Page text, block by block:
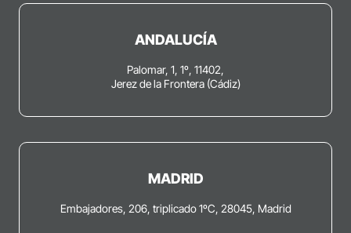
ANDALUCÍA
Palomar, 1, 1º, 11402,
Jerez de la Frontera (Cádiz)
MADRID
Embajadores, 206, triplicado 1ºC, 28045, Madrid